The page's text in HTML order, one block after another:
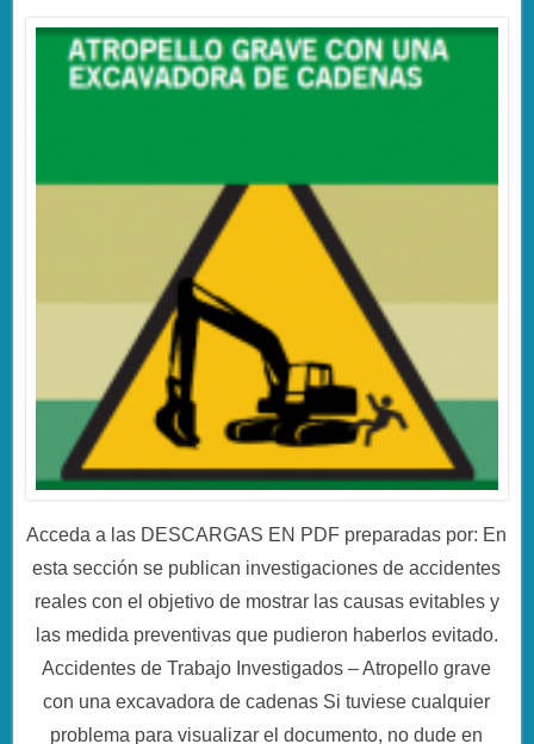
Acceda a las DESCARGAS EN PDF preparadas por: En
esta sección se publican investigaciones de accidentes
reales con el objetivo de mostrar las causas evitables y
las medida preventivas que pudieron haberlos evitado.
Accidentes de Trabajo Investigados – Atropello grave
con una excavadora de cadenas Si tuviese cualquier
problema para visualizar el documento, no dude en